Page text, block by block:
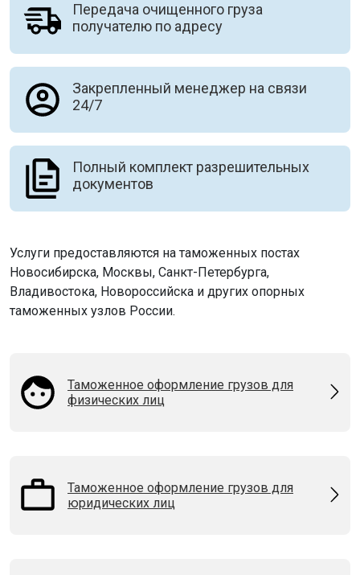
Передача очищенного груза
получателю по адресу
Закрепленный менеджер на связи
24/7
Полный комплект разрешительных
документов
Услуги предоставляются на таможенных постах
Новосибирска, Москвы, Санкт-Петербурга,
Владивостока, Новороссийска и других опорных
таможенных узлов России.
Таможенное оформление грузов для
физических лиц
Таможенное оформление грузов для
юридических лиц